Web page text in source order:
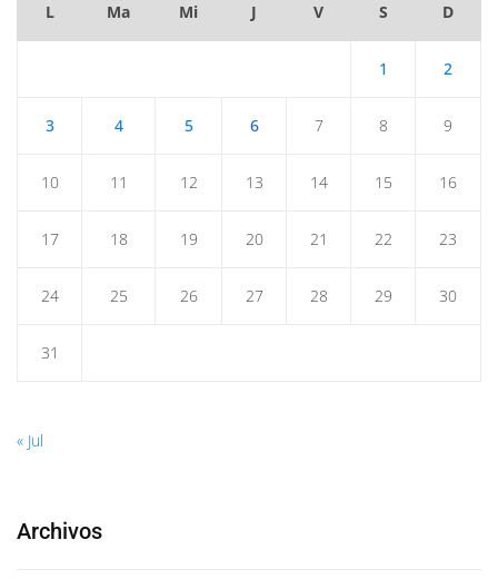
L Ma Mi J V S D
1 2
3 4 5 6 7 8 9
10 11 12 13 14 15 16
17 18 19 20 21 22 23
24 25 26 27 28 29 30
31
« Jul
Archivos